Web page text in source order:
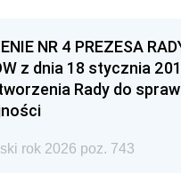
NR 4 PREZESA
z dnia 18 stycznia
Rady do spraw
rok 2026 poz. 743